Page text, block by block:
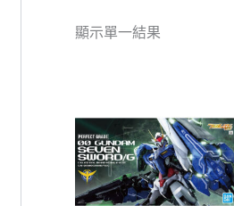
顯示單一結果